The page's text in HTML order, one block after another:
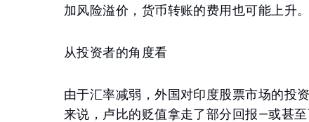
加风险溢价，货币转账的费用也可能上升。
从投资者的角度看
由于汇率减弱，外国对印度股票市场的投
来说，卢比的贬值拿走了部分回报—或甚